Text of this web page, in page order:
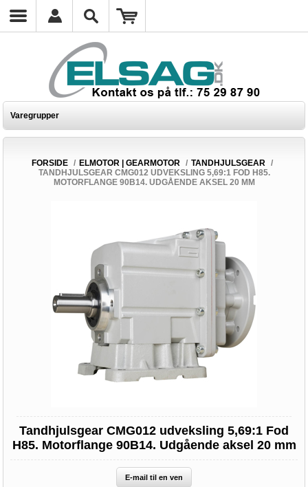
Varegrupper
FORSIDE / ELMOTOR | GEARMOTOR / TANDHJULSGEAR /
TANDHJULSGEAR CMG012 UDVEKSLING 5,69:1 FOD H85.
MOTORFLANGE 90B14. UDGÅENDE AKSEL 20 MM
Tandhjulsgear CMG012 udveksling 5,69:1 Fod
H85. Motorflange 90B14. Udgående aksel 20 mm
E-mail til en ven